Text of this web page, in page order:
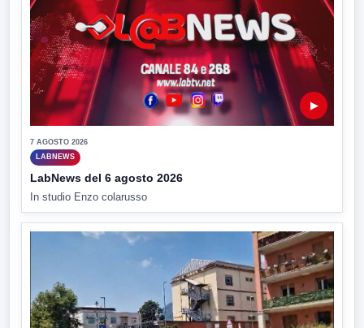
▶
7 AGOSTO 2026
LABNEWS
LabNews del 6 agosto 2026
In studio Enzo colarusso